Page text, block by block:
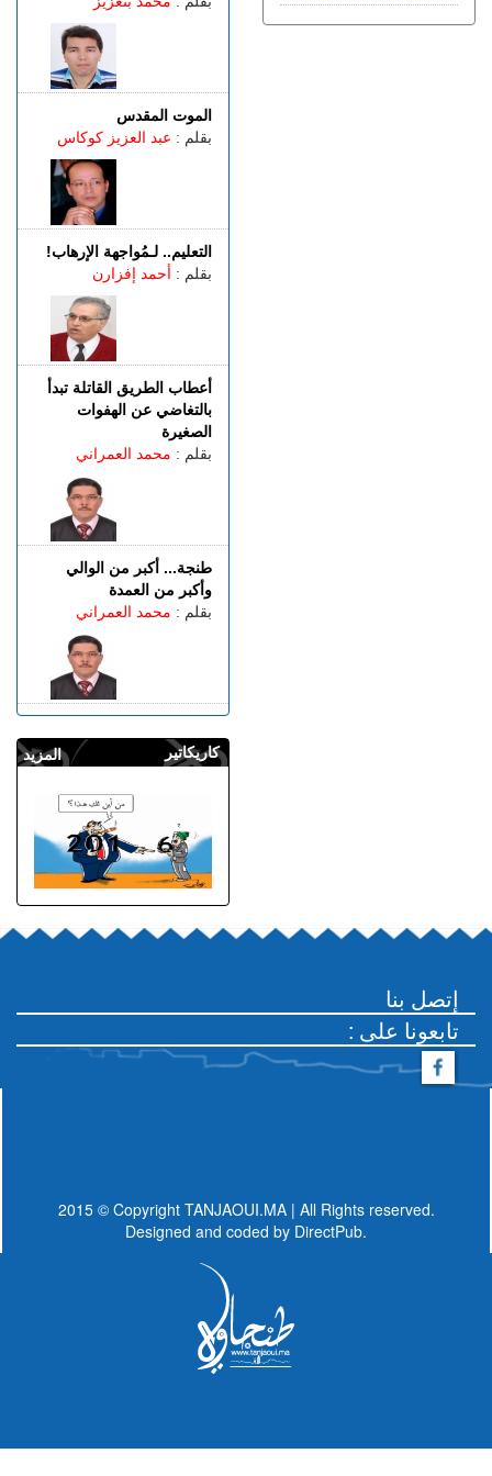
الموت المقدس
بقلم : عبد العزيز كوكاس
التعليم.. لـمُواجهة الإرهاب!
بقلم : أحمد إفزارن
أعطاب الطريق القاتلة تبدأ
بالتغاضي عن الهفوات
الصغيرة
بقلم : محمد العمراني
طنجة... أكبر من الوالي
وأكبر من العمدة
بقلم : محمد العمراني
المزيد كاريكاتير
إتصل بنا
: تابعونا على
2015 © Copyright TANJAOUI.MA | All Rights reserved.
Designed and coded by DirectPub.